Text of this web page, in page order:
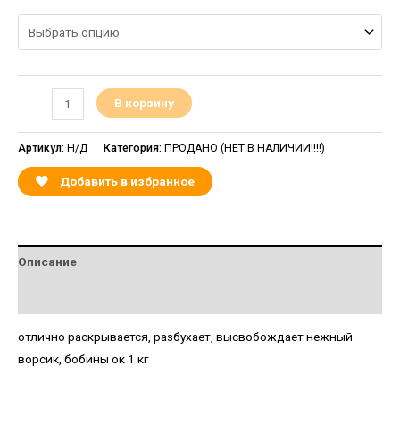
В корзину
Артикул: Н/Д Категория: ПРОДАНО (НЕТ В НАЛИЧИИ!!!!)
Добавить в избранное
Описание
отлично раскрывается, разбухает, высвобождает нежный
ворсик, бобины ок 1 кг